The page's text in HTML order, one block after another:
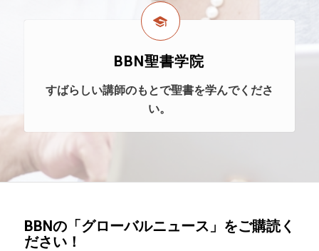
BBN聖書学院
すばらしい講師のもとで聖書を学んでくださ
い。
BBNの「グローバルニュース」をご購読く
ださい！